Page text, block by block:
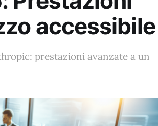
accessibile
prestazioni avanzate a un